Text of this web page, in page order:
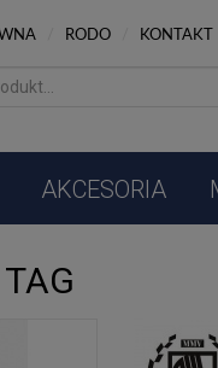
RODO KONTAKT
AKCESORIA